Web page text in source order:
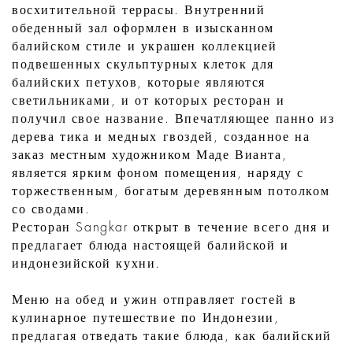
восхитительной террасы. Внутренний
обеденный зал оформлен в изысканном
балийском стиле и украшен коллекцией
подвешенных скульптурных клеток для
балийских петухов, которые являются
светильниками, и от которых ресторан и
получил свое название. Впечатляющее панно из
дерева тика и медных гвоздей, созданное на
заказ местным художником Маде Вианта,
является ярким фоном помещения, наряду с
торжественным, богатым деревянным потолком
со сводами.
Ресторан Sangkar открыт в течение всего дня и
предлагает блюда настоящей балийской и
индонезийской кухни.
Меню на обед и ужин отправляет гостей в
кулинарное путешествие по Индонезии,
предлагая отведать такие блюда, как балийский